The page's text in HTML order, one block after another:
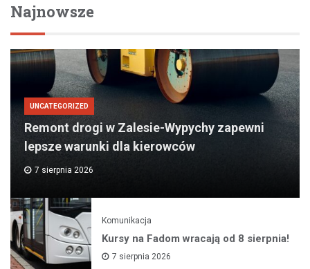
Najnowsze
UNCATEGORIZED
Remont drogi w Zalesie-Wypychy zapewni
lepsze warunki dla kierowców
7 sierpnia 2026
Komunikacja
Kursy na Fadom wracają od 8 sierpnia!
7 sierpnia 2026